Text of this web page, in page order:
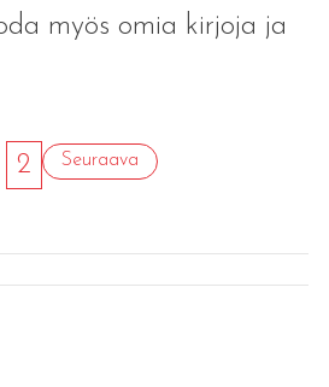
myös omia kirjoja ja
2 Seuraava